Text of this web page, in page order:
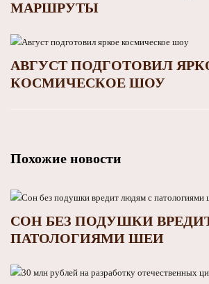
МАРШРУТЫ
АВГУСТ ПОДГОТОВИЛ
КОСМИЧЕСКОЕ ШОУ
Похожие новости
СОН БЕЗ ПОДУШКИ
ПАТОЛОГИЯМИ ШЕИ